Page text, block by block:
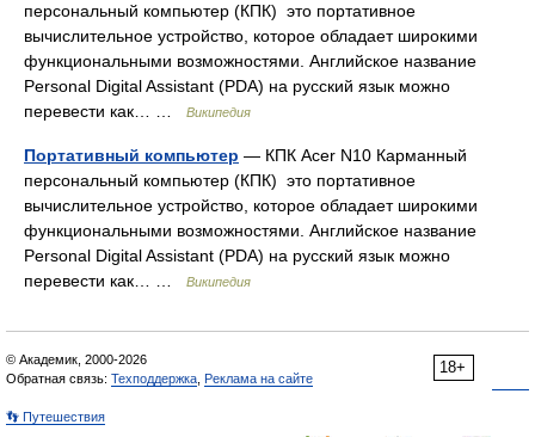
персональный компьютер (КПК) это портативное
вычислительное устройство, которое обладает широкими
функциональными возможностями. Английское название
Personal Digital Assistant (PDA) на русский язык можно
перевести как… …
Википедия
Портативный компьютер — КПК Acer N10 Карманный
персональный компьютер (КПК) это портативное
вычислительное устройство, которое обладает широкими
функциональными возможностями. Английское название
Personal Digital Assistant (PDA) на русский язык можно
перевести как… …
Википедия
18+
© Академик, 2000-2026
Обратная связь: Техподдержка Реклама на сайте
👣 Путешествия